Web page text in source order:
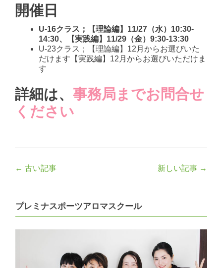
開催日
U-16クラス；【理論編】11/27（水）10:30-
14:30、【実践編】11/29（金）9:30-13:30
U-23クラス；【理論編】12月からお選びいた
だけます【実践編】12月からお選びいただけま
す
詳細は、 事務局までお問合せ
ください
Post
← 古い記事 新しい記事 →
プレミナスポーツアロマスクール